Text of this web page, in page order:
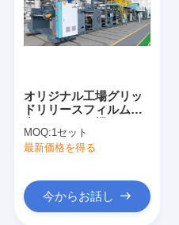
オリジナル工場グリッ
ドリリースフィルム押
MOQ:1セット
最新価格を得る
今からお話し